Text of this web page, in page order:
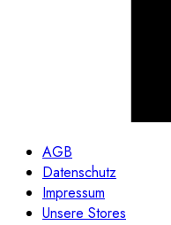
AGB
Datenschutz
Impressum
Unsere Stores